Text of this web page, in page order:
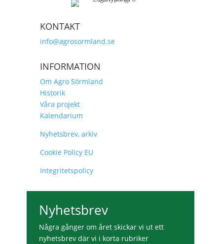
KONTAKT
info@agrosormland.se
INFORMATION
Om Agro Sörmland
Historik
Våra projekt
Kalendarium
Nyhetsbrev, arkiv
Cookie Policy EU
Integritetspolicy
Nyhetsbrev
Några gånger om året skickar vi ut ett
nyhetsbrev där vi i korta rubriker